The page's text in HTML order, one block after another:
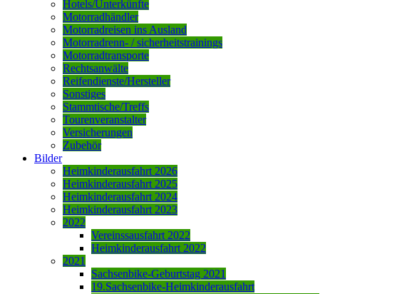
Hotels/Unterkünfte
Motorradhändler
Motorradreisen ins Ausland
Motorradrenn- / sicherheitstrainings
Motorradtransporte
Rechtsanwälte
Reifendienste/Hersteller
Sonstiges
Stammtische/Treffs
Tourenveranstalter
Versicherungen
Zubehör
Bilder
Heimkinderausfahrt 2026
Heimkinderausfahrt 2025
Heimkinderausfahrt 2024
Heimkinderausfahrt 2023
2022
Vereinssausfahrt 2022
Heimkinderausfahrt 2022
2021
Sachsenbike-Geburtstag 2021
19.Sachsenbike-Heimkinderausfahrt